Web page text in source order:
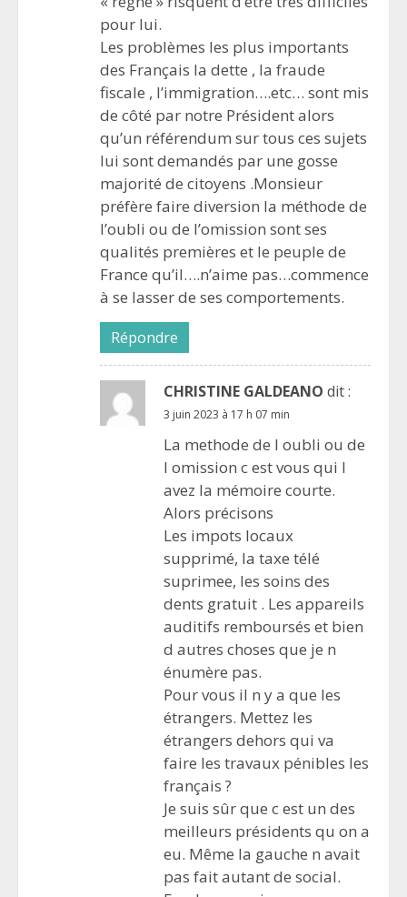
pour lui.
Les problèmes les plus importants
des Français la dette , la fraude
fiscale , l’immigration….etc… sont mis
de côté par notre Président alors
qu’un référendum sur tous ces sujets
lui sont demandés par une gosse
majorité de citoyens .Monsieur
préfère faire diversion la méthode de
l’oubli ou de l’omission sont ses
qualités premières et le peuple de
France qu’il….n’aime pas…commence
à se lasser de ses comportements.
Répondre
CHRISTINE GALDEANO dit :
3 juin 2023 à 17 h 07 min
La methode de l oubli ou de
l omission c est vous qui l
avez la mémoire courte.
Alors précisons
Les impots locaux
supprimé, la taxe télé
suprimee, les soins des
dents gratuit . Les appareils
auditifs remboursés et bien
d autres choses que je n
énumère pas.
Pour vous il n y a que les
étrangers. Mettez les
étrangers dehors qui va
faire les travaux pénibles les
français ?
Je suis sûr que c est un des
meilleurs présidents qu on a
eu. Même la gauche n avait
pas fait autant de social.